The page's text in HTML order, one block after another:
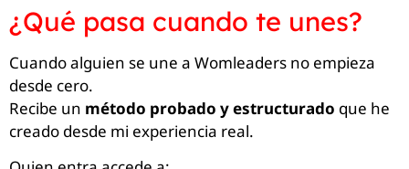
¿Qué pasa cuando te unes?
Cuando alguien se une a Womleaders no empieza
desde cero.
Recibe un método probado y estructurado que he
creado desde mi experiencia real.